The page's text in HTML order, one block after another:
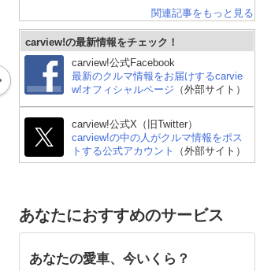
スター
トヨタ ハリアーハイブ
リッド
マツ
関連記事をもっと見る
carview!の最新情報をチェック！
carview!公式Facebook
最新のクルマ情報をお届けするcarvie
w!オフィシャルページ （外部サイト）
carview!公式X（旧Twitter）
carview!の中の人がクルマ情報をポス
トする公式アカウント
（外部サイト）
あなたにおすすめのサービス
あなたの愛車、今いくら？